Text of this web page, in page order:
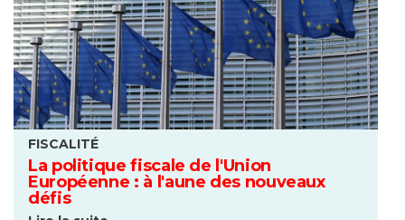
FISCALITÉ
La politique fiscale de l'Union
Européenne : à l'aune des nouveaux
défis